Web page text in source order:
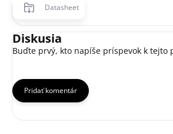
Datasheet
Diskusia
Buďte prvý, kto napíše príspevok k tejto
Pridať komentár